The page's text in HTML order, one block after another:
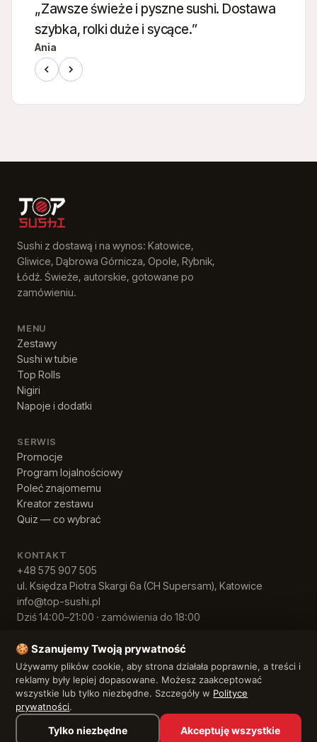
„Zawsze świeże i pyszne sushi. Dostawa
szybka, rolki duże i sycące.”
Ania
Sushi z dostawą i na wynos: Katowice,
Gliwice, Dąbrowa Górnicza, Opole, Rybnik,
Łódź. Świeże, autorskie, gotowane po
zamówieniu.
MENU
Zestawy
Sushi w tubie
Top Rolls
Nigiri
Napoje i dodatki
SERWIS
Promocje
Program lojalnościowy
Poleć znajomemu
Kreator zestawu
Quiz — co wybrać
KONTAKT
+48 575 907 505
ul. Księdza Piotra Skargi 6a (CH Supersam), Katowice
info@top-sushi.pl
Dziś 14:00–21:00 · zamówienia do 18:00
© 2026 Top Sushi · NIP 9542840480 Polityka prywatności·Regulamin
Koszyk jest pusty Przeglądaj menu →
🍪 Szanujemy Twoją prywatność
Używamy plików cookie, aby strona działała poprawnie, a treści i
reklamy były lepiej dopasowane. Możesz zaakceptować
wszystkie lub tylko niezbędne. Szczegóły w Polityce
prywatności.
Tylko niezbędne Akceptuję wszystkie